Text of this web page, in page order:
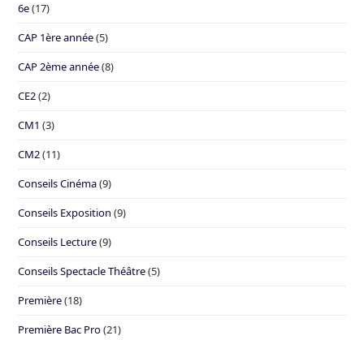
6e(17)
CAP 1ère année(5)
CAP 2ème année(8)
CE2(2)
CM1 (3)
CM2(11)
Conseils Cinéma(9)
Conseils Exposition (9)
Conseils Lecture(9)
Conseils Spectacle Théâtre(5)
Première(18)
Première Bac Pro(21)